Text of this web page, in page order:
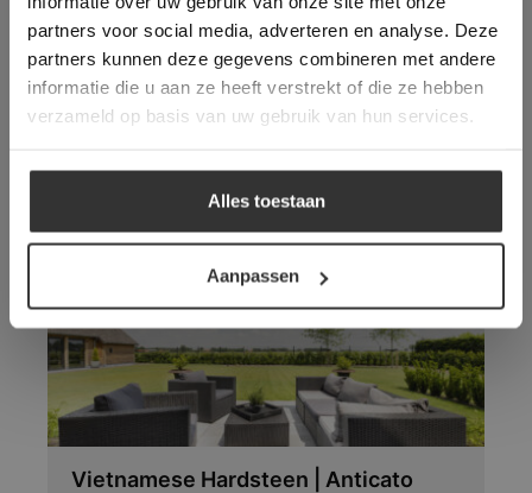
partners voor social media, adverteren en analyse. Deze
partners kunnen deze gegevens combineren met andere
informatie die u aan ze heeft verstrekt of die ze hebben
verzameld op basis van uw gebruik van hun services.
Alles toestaan
Aanpassen
Vloeren die wellicht ook
uw interesse hebben:
Vietnamese Hardsteen | Anticato
toestemming voor alle cookies in
overeenstemming met ons cookiebeleid.Lees
verder
ALLES ACCEPTEREN
ALLES AFWIJZEN
DETAILS WEERGEVEN